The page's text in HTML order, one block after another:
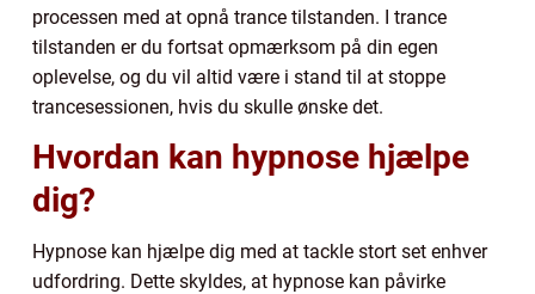
processen med at opnå trance tilstanden. I trance
tilstanden er du fortsat opmærksom på din egen
oplevelse, og du vil altid være i stand til at stoppe
trancesessionen, hvis du skulle ønske det.
Hvordan kan hypnose hjælpe
dig?
Hypnose kan hjælpe dig med at tackle stort set enhver
udfordring. Dette skyldes, at hypnose kan påvirke